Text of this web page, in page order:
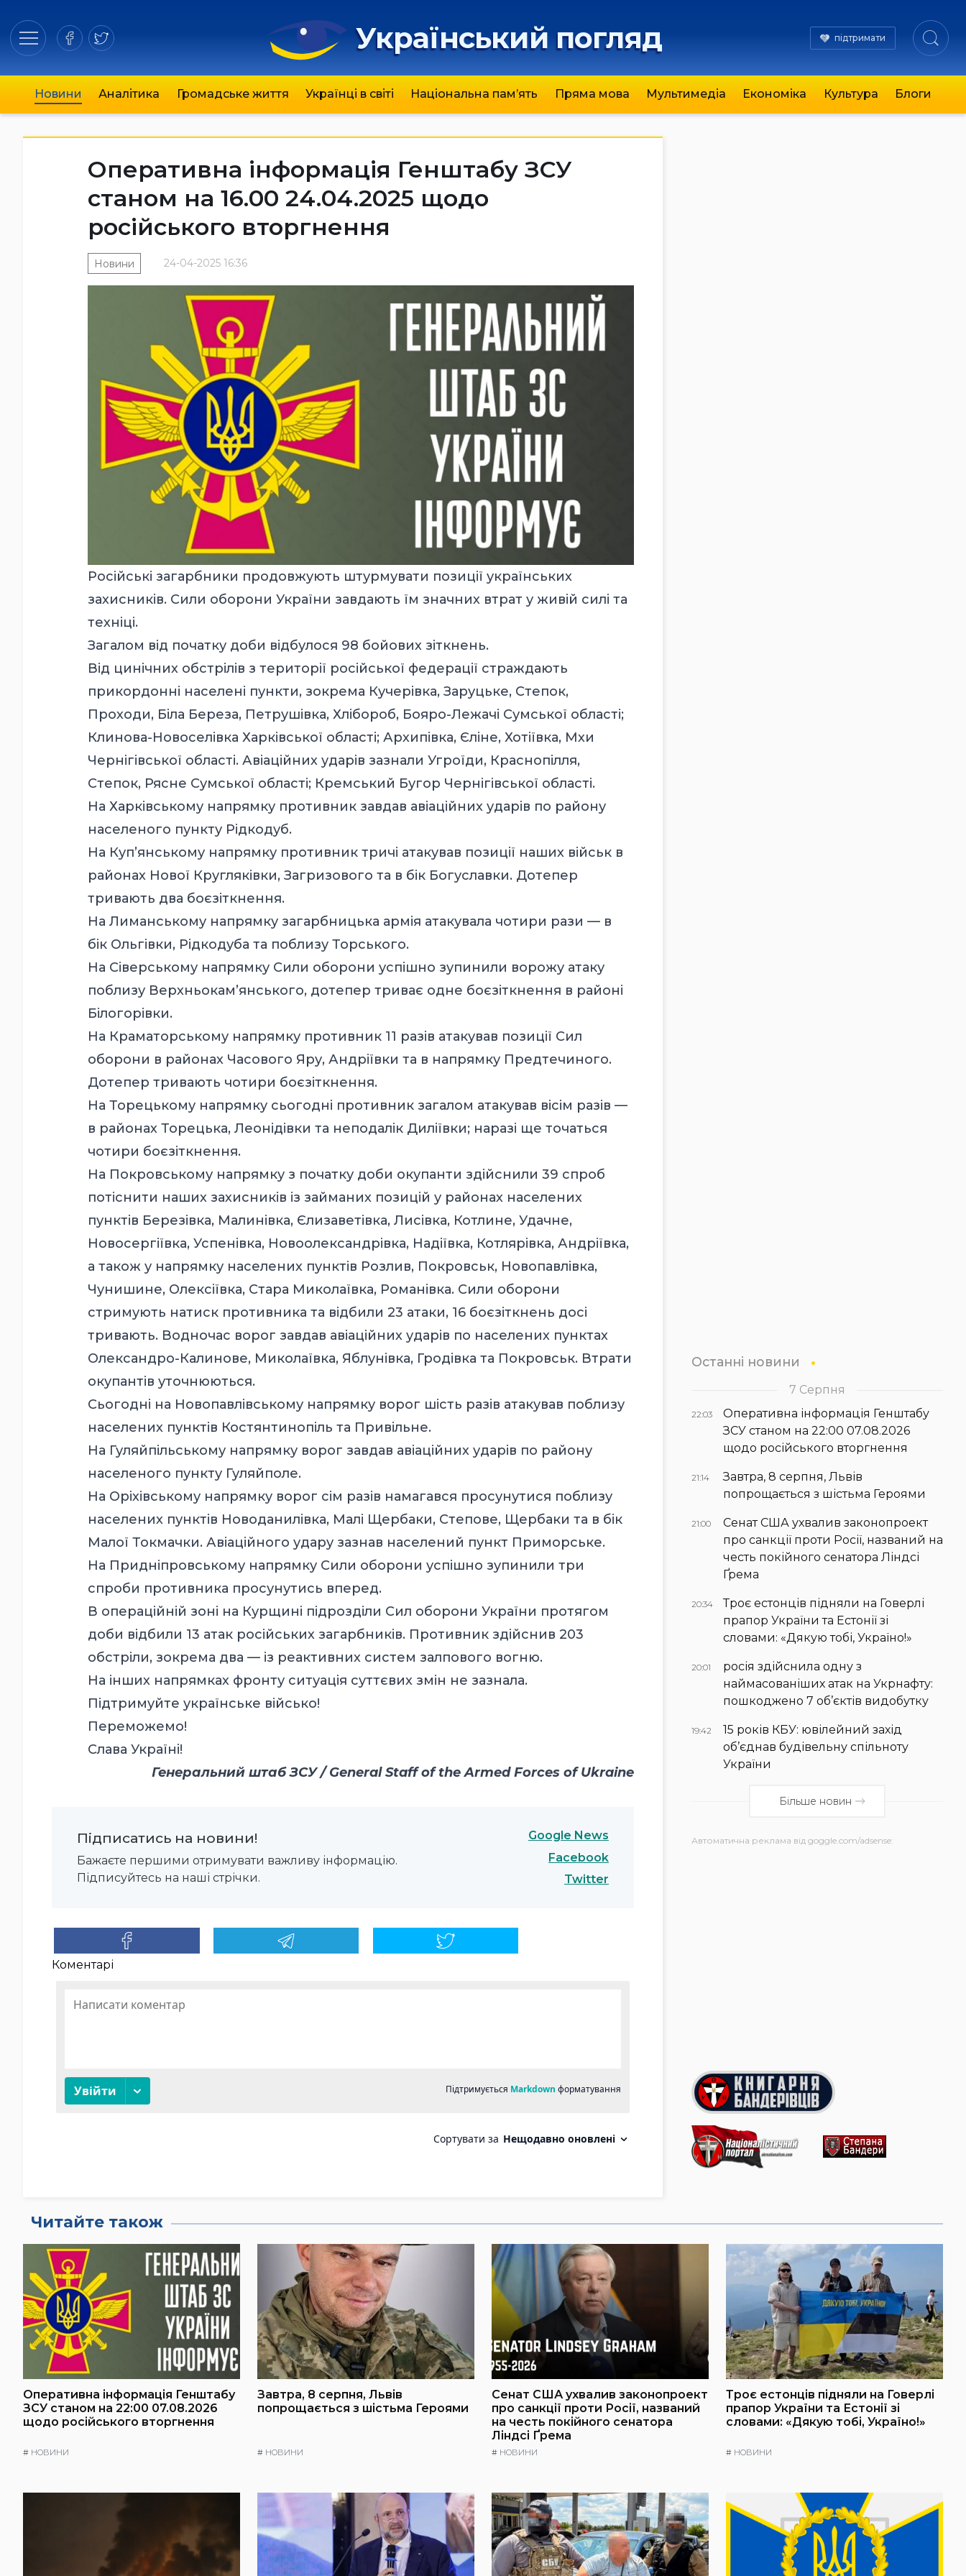
Український погляд підтримати
Новини Аналітика Громадське життя Українці в світі Національна пам’ять Пряма мова Мультимедіа Економіка Культура Блоги
Оперативна інформація Генштабу ЗСУ
станом на 16.00 24.04.2025 щодо
російського вторгнення
24-04-2025 16:36
Новини
Російські загарбники продовжують штурмувати позиції українських
захисників. Сили оборони України завдають їм значних втрат у живій силі та
техніці.
Загалом від початку доби відбулося 98 бойових зіткнень.
Від цинічних обстрілів з території російської федерації страждають
прикордонні населені пункти, зокрема Кучерівка, Заруцьке, Степок,
Проходи, Біла Береза, Петрушівка, Хлібороб, Бояро-Лежачі Сумської області;
Клинова-Новоселівка Харківської області; Архипівка, Єліне, Хотіївка, Мхи
Чернігівської області. Авіаційних ударів зазнали Угроїди, Краснопілля,
Степок, Рясне Сумської області; Кремський Бугор Чернігівської області.
На Харківському напрямку противник завдав авіаційних ударів по району
населеного пункту Рідкодуб.
На Куп’янському напрямку противник тричі атакував позиції наших військ в
районах Нової Кругляківки, Загризового та в бік Богуславки. Дотепер
тривають два боєзіткнення.
На Лиманському напрямку загарбницька армія атакувала чотири рази — в
бік Ольгівки, Рідкодуба та поблизу Торського.
На Сіверському напрямку Сили оборони успішно зупинили ворожу атаку
поблизу Верхньокам’янського, дотепер триває одне боєзіткнення в районі
Білогорівки.
На Краматорському напрямку противник 11 разів атакував позиції Сил
оборони в районах Часового Яру, Андріївки та в напрямку Предтечиного.
Дотепер тривають чотири боєзіткнення.
На Торецькому напрямку сьогодні противник загалом атакував вісім разів —
в районах Торецька, Леонідівки та неподалік Диліївки; наразі ще точаться
чотири боєзіткнення.
На Покровському напрямку з початку доби окупанти здійснили 39 спроб
потіснити наших захисників із займаних позицій у районах населених
пунктів Березівка, Малинівка, Єлизаветівка, Лисівка, Котлине, Удачне,
Новосергіївка, Успенівка, Новоолександрівка, Надіївка, Котлярівка, Андріївка,
а також у напрямку населених пунктів Розлив, Покровськ, Новопавлівка,
Чунишине, Олексіївка, Стара Миколаївка, Романівка. Сили оборони
стримують натиск противника та відбили 23 атаки, 16 боєзіткнень досі
тривають. Водночас ворог завдав авіаційних ударів по населених пунктах
Олександро-Калинове, Миколаївка, Яблунівка, Гродівка та Покровськ. Втрати
окупантів уточнюються.
Сьогодні на Новопавлівському напрямку ворог шість разів атакував поблизу
населених пунктів Костянтинопіль та Привільне.
На Гуляйпільському напрямку ворог завдав авіаційних ударів по району
населеного пункту Гуляйполе.
На Оріхівському напрямку ворог сім разів намагався просунутися поблизу
населених пунктів Новоданилівка, Малі Щербаки, Степове, Щербаки та в бік
Малої Токмачки. Авіаційного удару зазнав населений пункт Приморське.
На Придніпровському напрямку Сили оборони успішно зупинили три
спроби противника просунутись вперед.
В операційній зоні на Курщині підрозділи Сил оборони України протягом
доби відбили 13 атак російських загарбників. Противник здійснив 203
обстріли, зокрема два — із реактивних систем залпового вогню.
На інших напрямках фронту ситуація суттєвих змін не зазнала.
Підтримуйте українське військо!
Переможемо!
Слава Україні!
Генеральний штаб ЗСУ / General Staff of the Armed Forces of Ukraine
Підписатись на новини!
Бажаєте першими отримувати важливу інформацію.
Підписуйтесь на наші стрічки.
Google News
Facebook
Twitter
Коментарі
Останні новини
7 Серпня
22:03
Оперативна інформація Генштабу
ЗСУ станом на 22:00 07.08.2026
щодо російського вторгнення
21:14
Завтра, 8 серпня, Львів
попрощається з шістьма Героями
21:00
Сенат США ухвалив законопроект
про санкції проти Росії, названий на
честь покійного сенатора Ліндсі
Ґрема
20:34
Троє естонців підняли на Говерлі
прапор України та Естонії зі
словами: «Дякую тобі, Україно!»
20:01
росія здійснила одну з
наймасованіших атак на Укрнафту:
пошкоджено 7 об’єктів видобутку
19:42
15 років КБУ: ювілейний захід
об’єднав будівельну спільноту
України
Більше новин
Автоматична реклама від goggle.com/adsense:
Читайте також
Оперативна інформація Генштабу
ЗСУ станом на 22:00 07.08.2026
щодо російського вторгнення
# НОВИНИ
Завтра, 8 серпня, Львів
попрощається з шістьма Героями
# НОВИНИ
Сенат США ухвалив законопроект
про санкції проти Росії, названий
на честь покійного сенатора
Ліндсі Ґрема
# НОВИНИ
Троє естонців підняли на Говерлі
прапор України та Естонії зі
словами: «Дякую тобі, Україно!»
# НОВИНИ